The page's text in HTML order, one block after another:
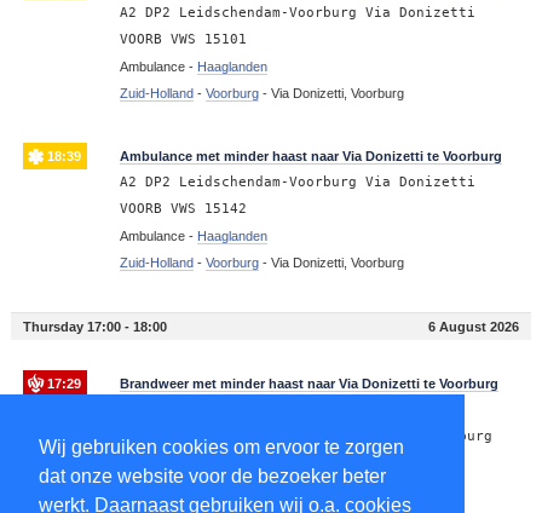
Wij gebruiken cookies om ervoor te zorgen
dat onze website voor de bezoeker beter
werkt. Daarnaast gebruiken wij o.a. cookies
A2 DP2 Leidschendam-Voorburg Via Donizetti
VOORB VWS 15101
Ambulance - Haaglanden
Zuid-Holland- Voorburg- Via Donizetti, Voorburg
18:39 Ambulance met minder haast naar Via Donizetti te Voorburg
A2 DP2 Leidschendam-Voorburg Via Donizetti
VOORB VWS 15142
Ambulance - Haaglanden
Zuid-Holland- Voorburg- Via Donizetti, Voorburg
Thursday 17:00 - 18:00 6 August 2026
17:29 Brandweer met minder haast naar Via Donizetti te Voorburg
Leidschendam-Voorburg Via Donizetti Voorburg